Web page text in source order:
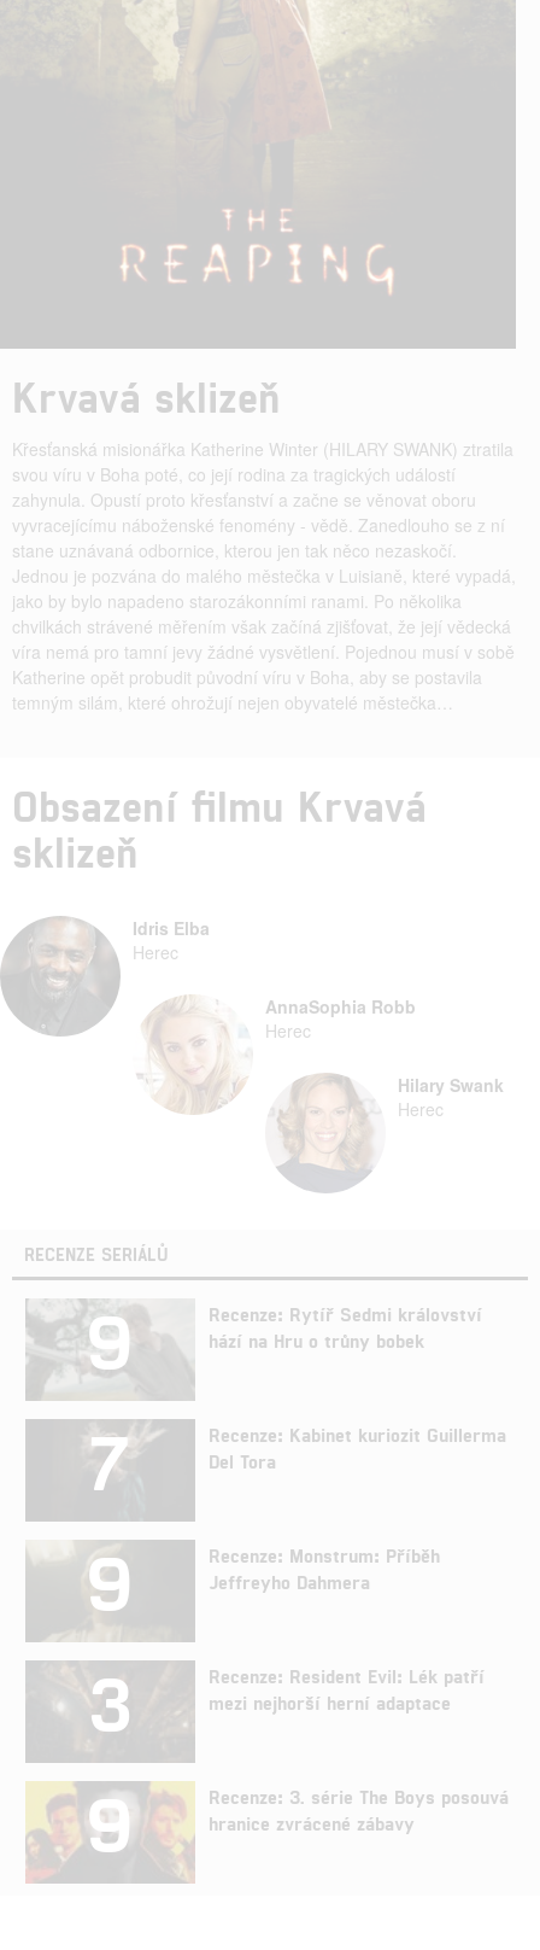
Krvavá sklizeň
Křesťanská misionářka Katherine Winter (HILARY SWANK) ztratila
svou víru v Boha poté, co její rodina za tragických událostí
zahynula. Opustí proto křesťanství a začne se věnovat oboru
vyvracejícímu náboženské fenomény - vědě. Zanedlouho se z ní
stane uznávaná odbornice, kterou jen tak něco nezaskočí.
Jednou je pozvána do malého městečka v Luisianě, které vypadá,
jako by bylo napadeno starozákonními ranami. Po několika
chvilkách strávené měřením však začíná zjišťovat, že její vědecká
víra nemá pro tamní jevy žádné vysvětlení. Pojednou musí v sobě
Katherine opět probudit původní víru v Boha, aby se postavila
temným silám, které ohrožují nejen obyvatelé městečka…
Obsazení filmu Krvavá
sklizeň
Idris Elba
Herec
AnnaSophia Robb
Herec
Hilary Swank
Herec
RECENZE SERIÁLŮ
9
Recenze: Rytíř Sedmi království
hází na Hru o trůny bobek
7
Recenze: Kabinet kuriozit Guillerma
Del Tora
9
Recenze: Monstrum: Příběh
Jeffreyho Dahmera
3
Recenze: Resident Evil: Lék patří
mezi nejhorší herní adaptace
9
Recenze: 3. série The Boys posouvá
hranice zvrácené zábavy